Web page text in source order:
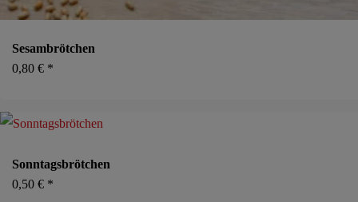
Sesambrötchen
0,80 € *
Sonntagsbrötchen
0,50 € *